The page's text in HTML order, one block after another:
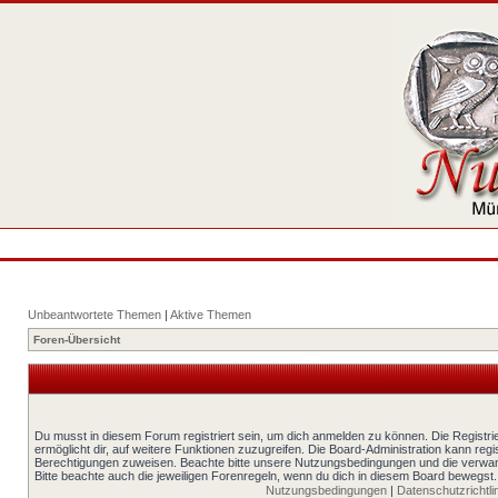
Unbeantwortete Themen | Aktive Themen
Foren-Übersicht
Du musst in diesem Forum registriert sein, um dich anmelden zu können. Die
ermöglicht dir, auf weitere Funktionen zuzugreifen. Die Board-Administration kann
Berechtigungen zuweisen. Beachte bitte unsere Nutzungsbedingungen und die
Bitte beachte auch die jeweiligen Forenregeln, wenn du dich in diesem Board bewegst.
Nutzungsbedingungen |